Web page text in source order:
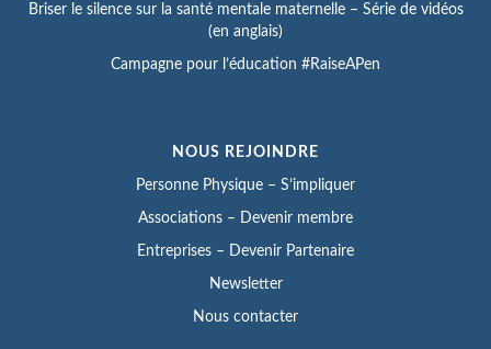
Briser le silence sur la santé mentale maternelle – Série de vidéos
(en anglais)
Campagne pour l’éducation #RaiseAPen
NOUS REJOINDRE
Personne Physique – S’impliquer
Associations – Devenir membre
Entreprises – Devenir Partenaire
Newsletter
Nous contacter